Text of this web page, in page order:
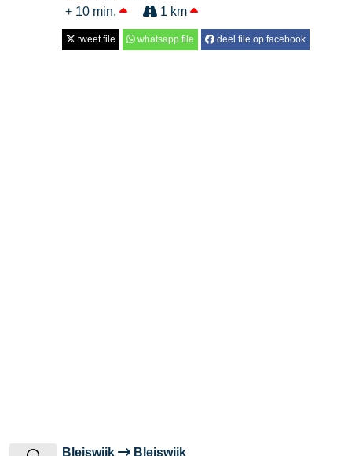
+ 10 min.
1 km
tweet file whatsapp file deel file op facebook
Bleiswijk
Bleiswijk